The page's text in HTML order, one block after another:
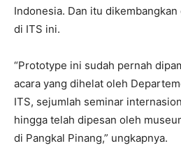
Indonesia. Dan itu
di ITS ini.
“Prototype ini sudah pernah
acara yang dihelat oleh
ITS, sejumlah seminar
hingga telah dipesan oleh
di Pangkal Pinang,” ungkapnya.